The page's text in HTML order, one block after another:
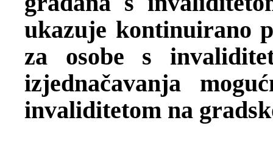
ukazuje kontinuirano
za osobe s
izjednačavanja
invaliditetom na